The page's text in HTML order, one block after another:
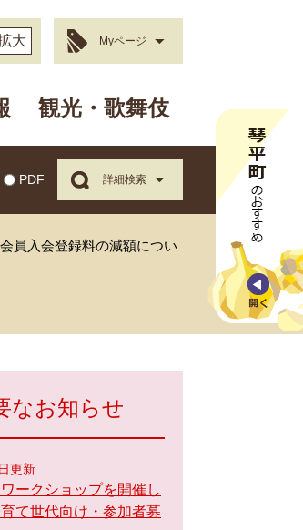
大 Myページ
観光・歌舞伎
PDF 詳細検索
員入会登録料の減額につい
なお知らせ
更新
ークショップを開催し
て世代向け・参加者募